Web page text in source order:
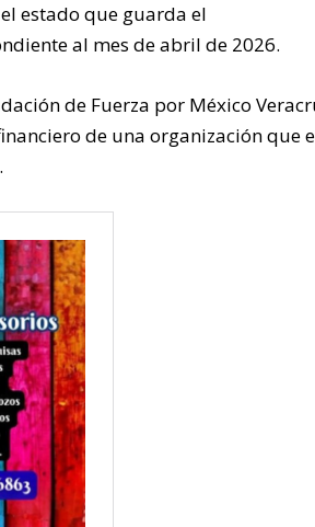
estado que guarda el
al mes de abril de 2026.
de Fuerza por México
de una organización que